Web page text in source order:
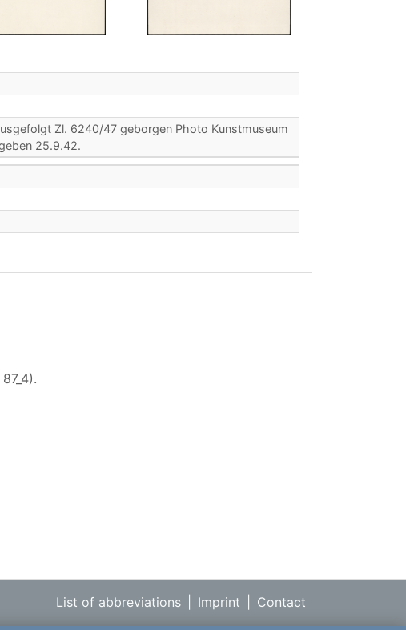
Zl. 6240/47 geborgen Photo Kunstmuseum
25.9.42.
List of abbreviations Imprint Contact